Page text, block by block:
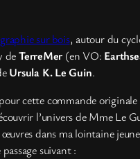
sur bois, autour du
deTerreMer (en VO:
Ursula K. Le Guin.
cette commande originale
l’univers de Mme Le
œuvres dans ma lointaine
suivant :